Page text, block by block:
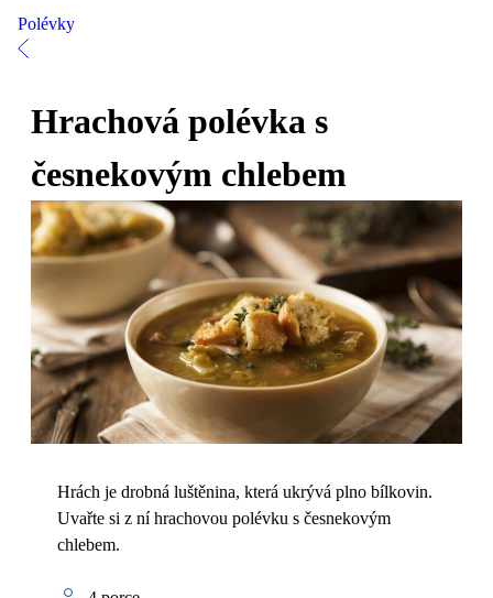
Polévky
Hrachová polévka s
česnekovým chlebem
Hrách je drobná luštěnina, která ukrývá plno bílkovin.
Uvařte si z ní hrachovou polévku s česnekovým
chlebem.